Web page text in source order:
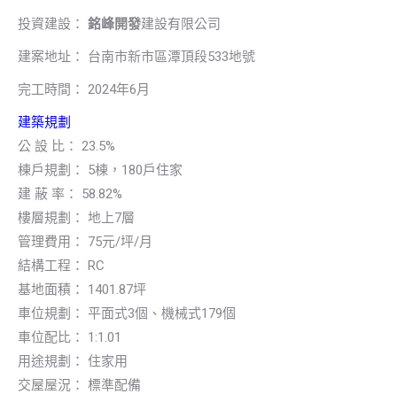
投資建設： 銘峰開發建設有限公司
建案地址： 台南市新市區潭頂段533地號
完工時間： 2024年6月
建築規劃
公 設 比： 23.5%
棟戶規劃： 5棟，180戶住家
建 蔽 率： 58.82%
樓層規劃： 地上7層
管理費用： 75元/坪/月
結構工程： RC
基地面積： 1401.87坪
車位規劃： 平面式3個、機械式179個
車位配比： 1:1.01
用途規劃： 住家用
交屋屋況： 標準配備